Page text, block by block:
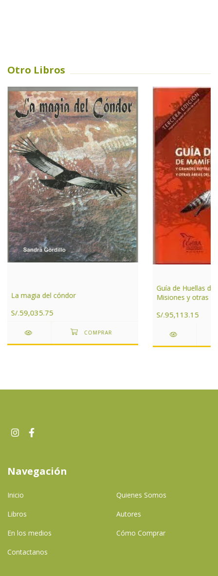
Otro Libros
La magia del cóndor
S/.59,035.75
Guía de Huellas
Misiones y otras
S/.95,113.15
Navegación
Inicio Quienes Somos
Libros Autores
En los medios Cómo Comprar
Contactanos